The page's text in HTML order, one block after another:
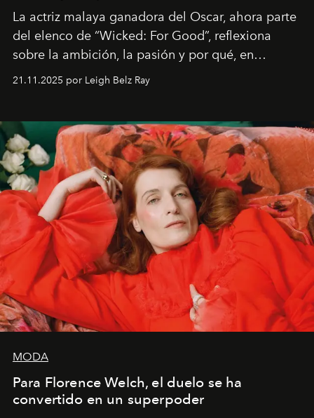
La actriz malaya ganadora del Oscar, ahora parte
del elenco de “Wicked: For Good”, reflexiona
sobre la ambición, la pasión y por qué, en
ocasiones, la introspección puede esperar. “Es
importa si no lo entienden’”, confiesa.
21.11.2025 por Leigh Belz Ray
MODA
Para Florence Welch, el duelo se ha
convertido en un superpoder